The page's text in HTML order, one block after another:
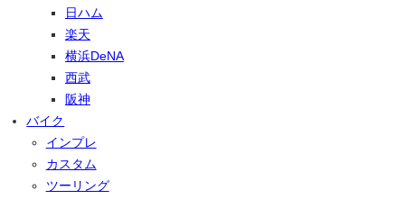
日ハム
楽天
横浜DeNA
西武
阪神
バイク
インプレ
カスタム
ツーリング